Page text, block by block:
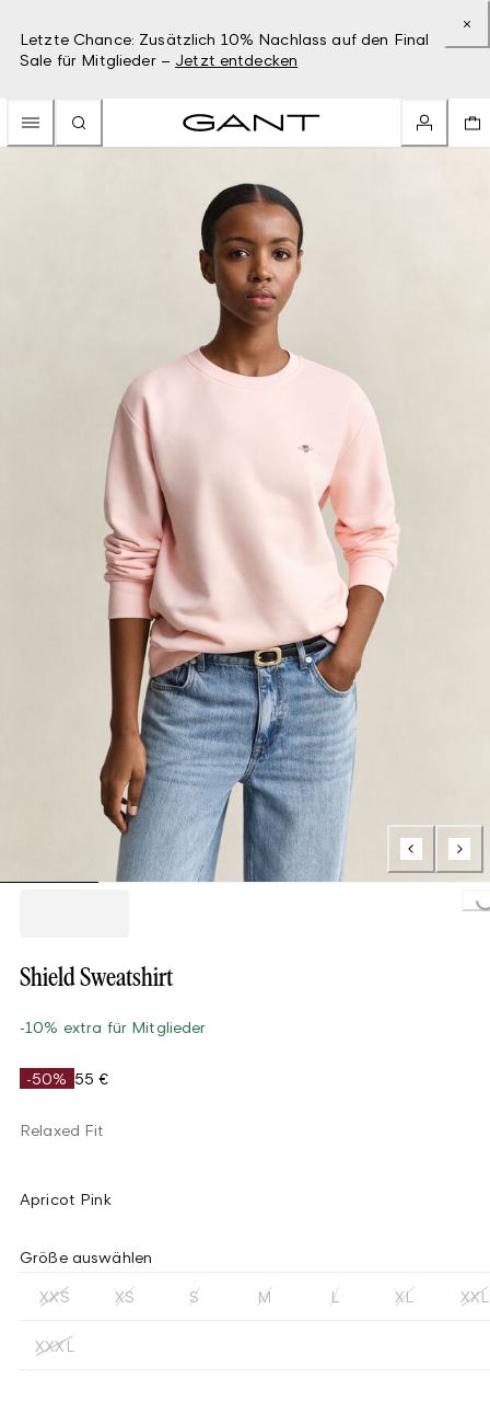
Letzte Chance: Zusätzlich 10% Nachlass auf den Final
Sale für Mitglieder – Jetzt entdecken
Loading...
Shield Sweatshirt
-10% extra für Mitglieder
-50% 55 €
Relaxed Fit
Apricot Pink
Größe auswählen
XXS XS S M L XL XXL
XXXL